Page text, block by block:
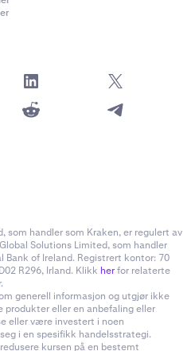
som handles, hvis detikke
din av
midler på kontoen din bli
som handler som Kraken, er regulert av
Solutions Limited, som handler
Bank of Ireland. Registrert kontor: 70
R296, Irland. Klikk herfor relaterte
generell informasjon og utgjør ikke
produkter eller en anbefaling eller
eller være investert i noen
i en spesifikk handelsstrategi.
kursen på en bestemt